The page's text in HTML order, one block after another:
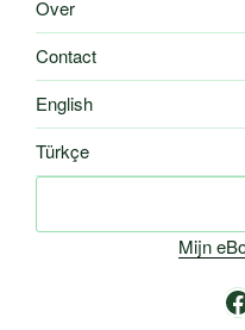
Over
Contact
English
Türkçe
Mijn